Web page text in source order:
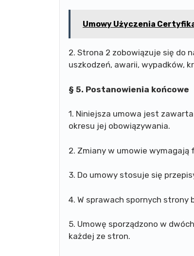
Umowy Użyczenia
2. Strona 2 zobowiązuje się do
uszkodzeń, awarii, wypadków,
§ 5. Postanowienia końcowe
1. Niniejsza umowa jest
okresu jej obowiązywania.
2. Zmiany w umowie
3. Do umowy stosuje się
4. W sprawach spornych strony
5. Umowę sporządzono w
każdej ze stron.